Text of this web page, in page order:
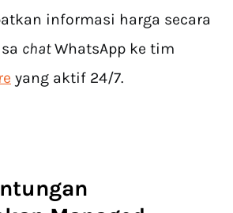
informasi harga secara
chatWhatsApp ke tim
yang aktif 24/7.